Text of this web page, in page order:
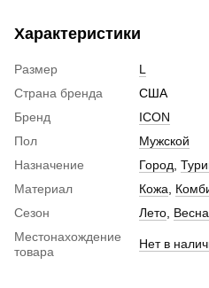
Характеристики
Размер
L
Страна бренда
США
Бренд
ICON
Пол
Мужской
Назначение
Город
Материал
Кожа
Сезон
Лето
Местонахождение
товара
Нет в